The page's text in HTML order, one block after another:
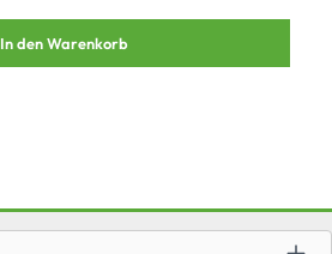
In den Warenkorb